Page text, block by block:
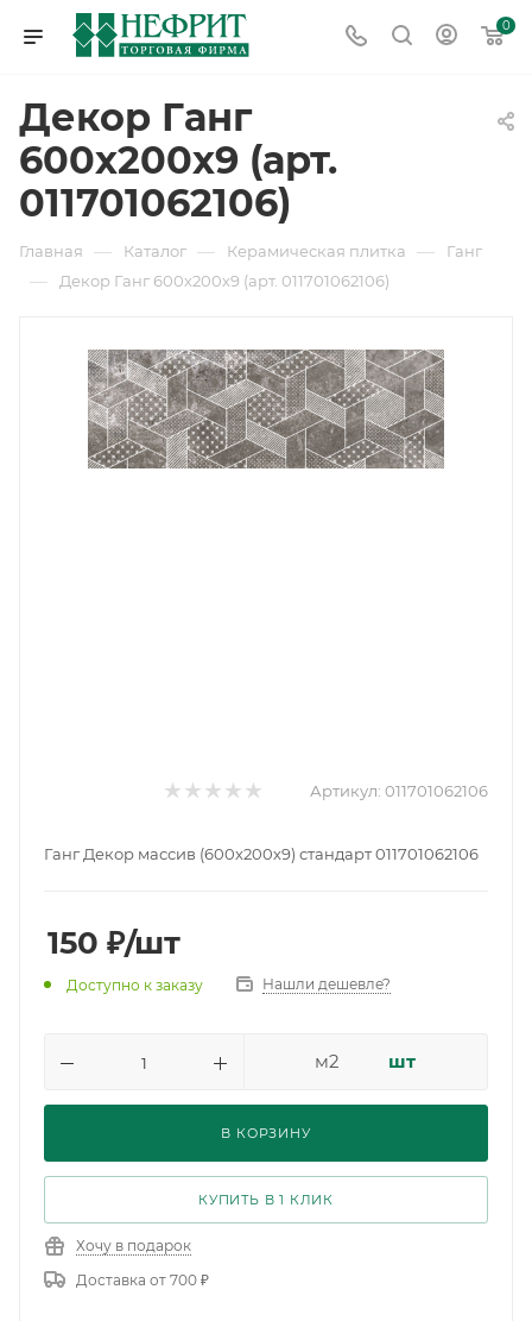
0
Декор Ганг
600х200х9 (арт.
011701062106)
Главная — Каталог — Керамическая плитка — Ганг
— Декор Ганг 600х200х9 (арт. 011701062106)
Артикул: 011701062106
Ганг Декор массив (600х200х9) стандарт 011701062106
150 ₽/шт
Доступно к заказу Нашли дешевле?
м2 шт
В КОРЗИНУ
КУПИТЬ В 1 КЛИК
Хочу в подарок
Доставка от 700 ₽